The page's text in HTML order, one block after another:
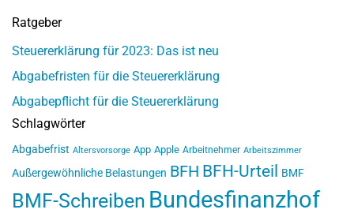
Ratgeber
Steuererklärung für 2023: Das ist neu
Abgabefristen für die Steuererklärung
Abgabepflicht für die Steuererklärung
Schlagwörter
Abgabefrist Altersvorsorge App Apple Arbeitnehmer Arbeitszimmer
Außergewöhnliche Belastungen BFH BFH-Urteil BMF
BMF-Schreiben Bundesfinanzhof